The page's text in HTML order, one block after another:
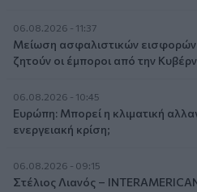
06.08.2026 - 11:37
Μείωση ασφαλιστικών
ζητούν οι έμποροι από την
06.08.2026 - 10:45
Ευρώπη: Μπορεί η κλιματική
ενεργειακή κρίση;
06.08.2026 - 09:15
Στέλιος Λιανός –